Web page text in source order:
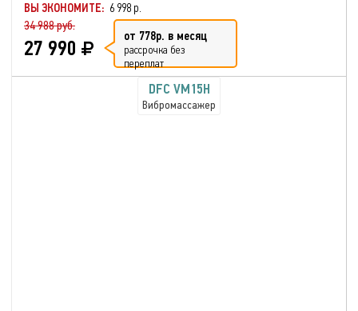
ВЫ ЭКОНОМИТЕ: 6 998 р.
34 988 руб.
27 990 от 778р. в месяц
рассрочка без
переплат
DFC VM15H
Вибромассажер